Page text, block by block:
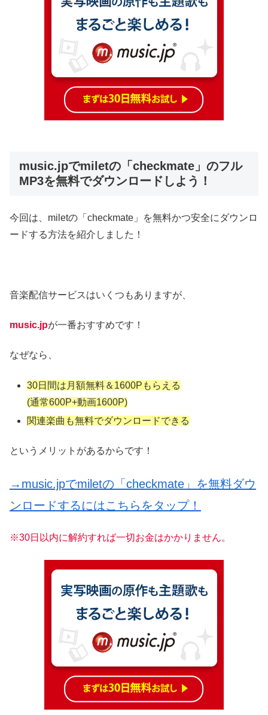
music.jpでmiletの「checkmate」のフル
MP3を無料でダウンロードしよう！
今回は、miletの「checkmate」を無料かつ安全にダウンロ
ードする方法を紹介しました！
音楽配信サービスはいくつもありますが、
music.jpが一番おすすめです！
なぜなら、
30日間は月額無料＆1600Pもらえる
(通常600P+動画1600P)
関連楽曲も無料でダウンロードできる
というメリットがあるからです！
→music.jpでmiletの「checkmate」を無料ダウ
ンロードするにはこちらをタップ！
※30日以内に解約すれば一切お金はかかりません。